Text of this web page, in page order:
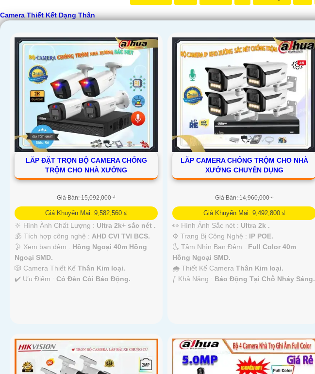
Camera Thiết Kết Dạng Thân
LẮP ĐẶT TRỌN BỘ CAMERA CHỐNG
TRỘM CHO NHÀ XƯỞNG
Giá Bán: 15,092,000 ₫
Giá Khuyến Mại: 9,582,560 ₫
🔆 Hình Ành Chất Lượng : Ultra 2k+ sắc nét .
🕉️ Tích hợp công nghệ : AHD CVI TVI BCS.
🌛 Xem ban đêm : Hồng Ngoại 40m Hồng
Ngoại SMD.
🎲 Camera Thiết Kế Thân Kim loại.
️✔️ Ưu Điểm : Có Ðèn Còi Báo Động.
LẮP CAMERA CHỐNG TRỘM CHO NHÀ
XƯỞNG CHUYÊN DỤNG
Giá Bán: 14,960,000 ₫
Giá Khuyến Mại: 9,492,800 ₫
👀 Hình Ảnh Sắc nét : Ultra 2k .
⚙ Trang Bị Công Nghệ : IP POE.
🌜 Tầm Nhìn Ban Đêm : Full Color 40m
Hồng Ngoại SMD.
🌧️ Thiết Kế CameraThân Kim loại.
️ƒ Khả Năng : Báo Động Tại Chỗ Nháy Sáng.